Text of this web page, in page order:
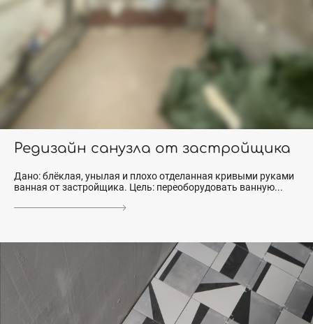
Редизайн санузла от застройщика
Дано: блёклая, унылая и плохо отделанная кривыми руками
ванная от застройщика. Цель: переоборудовать ванную...